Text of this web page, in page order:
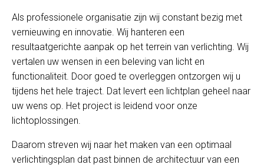
Als professionele organisatie zijn wij constant bezig met
vernieuwing en innovatie. Wij hanteren een
resultaatgerichte aanpak op het terrein van verlichting. Wij
vertalen uw wensen in een beleving van licht en
functionaliteit. Door goed te overleggen ontzorgen wij u
tijdens het hele traject. Dat levert een lichtplan geheel naar
uw wens op. Het project is leidend voor onze
lichtoplossingen.
Daarom streven wij naar het maken van een optimaal
verlichtingsplan dat past binnen de architectuur van een